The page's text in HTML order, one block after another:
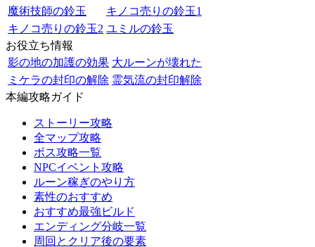
魔術技師の鈴玉
キノコ売りの鈴玉1
キノコ売りの鈴玉2 ユミルの鈴玉
お役立ち情報
影の地の加護の効果 大ルーンが壊れた
ミケラの封印の解除 霊気流の封印解除
本編攻略ガイド
ストーリー攻略
全マップ攻略
ボス攻略一覧
NPCイベント攻略
ルーン稼ぎのやり方
素性のおすすめ
おすすめ最強ビルド
エンディング分岐一覧
周回とクリア後の要素